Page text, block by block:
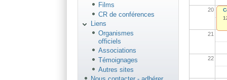
Films
CR de conférences
Liens
Organismes
officiels
Associations
Témoignages
Autres sites
20
21
22